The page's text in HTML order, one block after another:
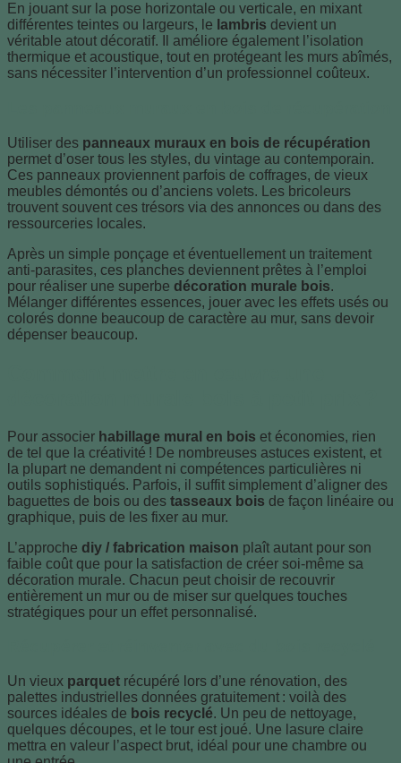
En jouant sur la pose horizontale ou verticale, en mixant
différentes teintes ou largeurs, le lambris devient un
véritable atout décoratif. Il améliore également l’isolation
thermique et acoustique, tout en protégeant les murs abîmés,
sans nécessiter l’intervention d’un professionnel coûteux.
Utiliser des panneaux muraux en bois de récupération
permet d’oser tous les styles, du vintage au contemporain.
Ces panneaux proviennent parfois de coffrages, de vieux
meubles démontés ou d’anciens volets. Les bricoleurs
trouvent souvent ces trésors via des annonces ou dans des
ressourceries locales.
Après un simple ponçage et éventuellement un traitement
anti-parasites, ces planches deviennent prêtes à l’emploi
pour réaliser une superbe décoration murale bois.
Mélanger différentes essences, jouer avec les effets usés ou
colorés donne beaucoup de caractère au mur, sans devoir
dépenser beaucoup.
Pour associer habillage mural en bois et économies, rien
de tel que la créativité ! De nombreuses astuces existent, et
la plupart ne demandent ni compétences particulières ni
outils sophistiqués. Parfois, il suffit simplement d’aligner des
baguettes de bois ou des tasseaux bois de façon linéaire ou
graphique, puis de les fixer au mur.
L’approche diy / fabrication maison plaît autant pour son
faible coût que pour la satisfaction de créer soi-même sa
décoration murale. Chacun peut choisir de recouvrir
entièrement un mur ou de miser sur quelques touches
stratégiques pour un effet personnalisé.
Un vieux parquet récupéré lors d’une rénovation, des
palettes industrielles données gratuitement : voilà des
sources idéales de bois recyclé. Un peu de nettoyage,
quelques découpes, et le tour est joué. Une lasure claire
mettra en valeur l’aspect brut, idéal pour une chambre ou